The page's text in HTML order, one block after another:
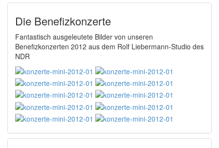
Die Benefizkonzerte
Fantastisch ausgeleutete Bilder von unseren
Benefizkonzerten 2012 aus dem Rolf Liebermann-Studio des
NDR